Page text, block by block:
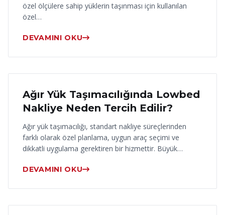
özel ölçülere sahip yüklerin taşınması için kullanılan
özel…
DEVAMINI OKU
17 Haziran 2026
Ağır Yük Taşımacılığında Lowbed
Nakliye Neden Tercih Edilir?
Ağır yük taşımacılığı, standart nakliye süreçlerinden
farklı olarak özel planlama, uygun araç seçimi ve
dikkatli uygulama gerektiren bir hizmettir. Büyük…
DEVAMINI OKU